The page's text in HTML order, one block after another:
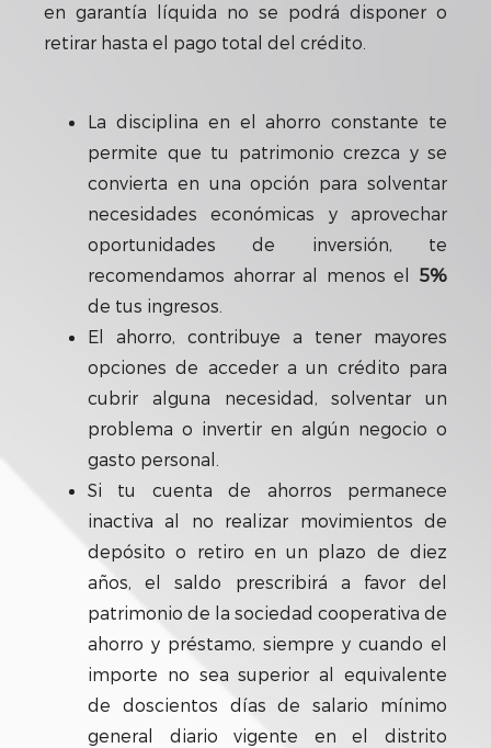
en garantía líquida no se podrá disponer o
retirar hasta el pago total del crédito.
La disciplina en el ahorro constante te
permite que tu patrimonio crezca y se
convierta en una opción para solventar
necesidades económicas y aprovechar
oportunidades de inversión, te
recomendamos ahorrar al menos el 5%
de tus ingresos.
El ahorro, contribuye a tener mayores
opciones de acceder a un crédito para
cubrir alguna necesidad, solventar un
problema o invertir en algún negocio o
gasto personal.
Si tu cuenta de ahorros permanece
inactiva al no realizar movimientos de
depósito o retiro en un plazo de diez
años, el saldo prescribirá a favor del
patrimonio de la sociedad cooperativa de
ahorro y préstamo, siempre y cuando el
importe no sea superior al equivalente
de doscientos días de salario mínimo
general diario vigente en el distrito